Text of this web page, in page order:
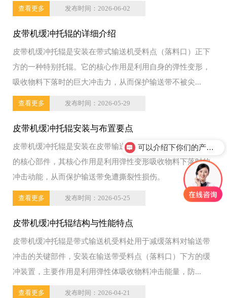
查看更多 发布时间：2026-06-02
皮带机缓冲托辊的详细介绍
皮带机缓冲托辊是安装在带式输送机受料点（落料口）正下
方的一种特别托辊。它的核心作用是利用自身的弹性变形，
吸收物料下落时的巨大冲击力，从而保护输送带不被尖...
查看更多 发布时间：2026-05-29
皮带机缓冲托辊安装与布置要点
皮带机缓冲托辊是安装在皮带输送机受料点（落料口）下方
的核心部件，其核心作用是利用弹性变形吸收物料下落时的
冲击动能，从而保护输送带免遭撕裂性损伤。
查看更多 发布时间：2026-05-25
皮带机缓冲托辊结构与性能特点
皮带机缓冲托辊是带式输送机受料处用于减缓落料对输送带
冲击的关键部件，安装在输送带受料点（落料口）下方的缓
冲装置，主要作用是利用弹性体吸收物料冲击能量，防...
查看更多 发布时间：2026-04-21
可以介绍下你们的产品么？